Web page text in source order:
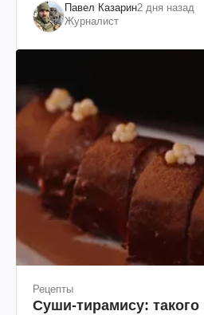
Павел Казарин2 дня назад
Журналист
Рецепты
Суши-тирамису: